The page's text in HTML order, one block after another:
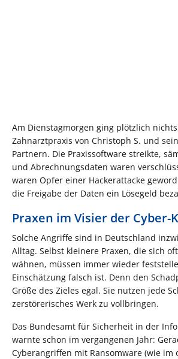
Am Dienstagmorgen ging plötzlich
Zahnarztpraxis von Christoph S. und
Partnern. Die Praxissoftware streikte,
und Abrechnungsdaten waren
waren Opfer einer Hackerattacke
die Freigabe der Daten ein Lösegeld
Praxen im Visier der
Solche Angriffe sind in Deutschland
Alltag. Selbst kleinere Praxen, die sich
wähnen, müssen immer wieder
Einschätzung falsch ist. Denn den
Größe des Zieles egal. Sie nutzen jede
zerstörerisches Werk zu vollbringen.
Das Bundesamt für Sicherheit in der
warnte schon im vergangenen Jahr:
Cyberangriffen mit Ransomware (wie im